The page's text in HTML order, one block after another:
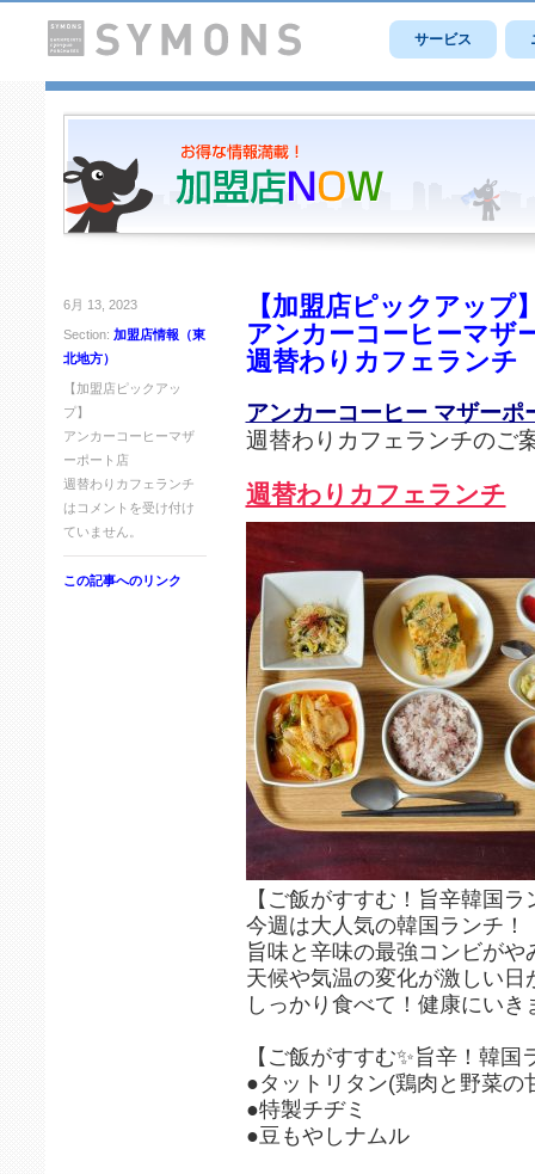
サービス
6月 13, 2023
Section: 加盟店情報（東
北地方）
【加盟店ピックアッ
プ】
アンカーコーヒーマザ
ーポート店
週替わりカフェランチ
は コメントを受け付け
ていません。
この記事へのリンク
【加盟店ピックアップ
アンカーコーヒーマザ
週替わりカフェランチ
アンカーコーヒー マザーポ
週替わりカフェランチのご
週替わりカフェランチ
【ご飯がすすむ！旨辛韓国
今週は大人気の韓国ランチ！
旨味と辛味の最強コンビがや
天候や気温の変化が激しい
【ご飯がすすむ✨旨辛！韓国
●タットリタン(鶏肉と野菜の
●特製チヂミ
●豆もやしナムル